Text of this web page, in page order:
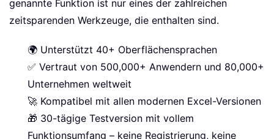
genannte Funktion ist nur eines der zahlreichen
zeitsparenden Werkzeuge, die enthalten sind.
🌍 Unterstützt 40+ Oberflächensprachen
✅ Vertraut von 500,000+ Anwendern und 80,000+
Unternehmen weltweit
🚀 Kompatibel mit allen modernen Excel-Versionen
🎁 30-tägige Testversion mit vollem
Funktionsumfang – keine Registrierung, keine